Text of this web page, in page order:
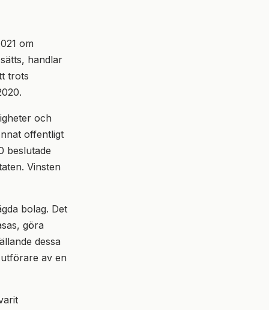
om
handlar
trots
och
offentligt
beslutade
Vinsten
bolag. Det
göra
dessa
av en